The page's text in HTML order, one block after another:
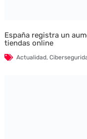
España registra un
tiendas online
Actualidad,